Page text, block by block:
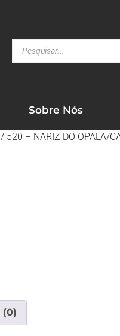
Sobre Nós
/ 520 – NARIZ DO OPALA/
(0)